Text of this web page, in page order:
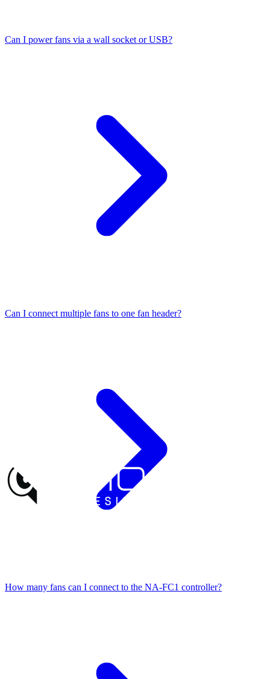
Can I power fans via a wall socket or USB?
Can I connect multiple fans to one fan header?
How many fans can I connect to the NA-FC1 controller?